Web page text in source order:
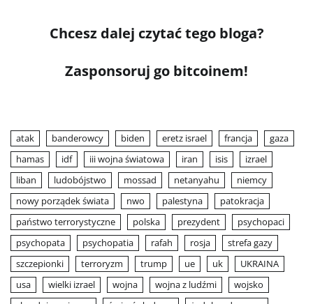
Chcesz dalej czytać tego bloga?
Zasponsoruj go bitcoinem!
atak banderowcy biden eretz israel francja
gaza
hamas
idf iii wojna światowa iran isis
izrael
liban
ludobójstwo mossad netanyahu
niemcy
nowy porządek świata
nwo palestyna
patokracja
państwo terrorystyczne
polska prezydent
psychopaci
psychopata
psychopatia rafah rosja
strefa gazy
szczepionki
terroryzm trump ue uk
UKRAINA
usa
wielki izrael wojna wojna z ludźmi
wojsko